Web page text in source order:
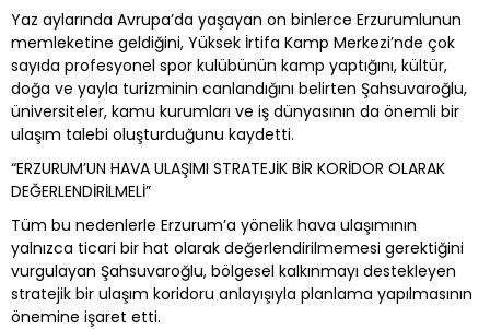
Yaz aylarında Avrupa’da yaşayan on binlerce Erzurumlunun
memleketine geldiğini, Yüksek İrtifa Kamp Merkezi’nde çok
sayıda profesyonel spor kulübünün kamp yaptığını, kültür,
doğa ve yayla turizminin canlandığını belirten Şahsuvaroğlu,
üniversiteler, kamu kurumları ve iş dünyasının da önemli bir
ulaşım talebi oluşturduğunu kaydetti.
“ERZURUM’UN HAVA ULAŞIMI STRATEJİK BİR KORİDOR OLARAK
DEĞERLENDİRİLMELİ”
Tüm bu nedenlerle Erzurum’a yönelik hava ulaşımının
yalnızca ticari bir hat olarak değerlendirilmemesi gerektiğini
vurgulayan Şahsuvaroğlu, bölgesel kalkınmayı destekleyen
stratejik bir ulaşım koridoru anlayışıyla planlama yapılmasının
önemine işaret etti.